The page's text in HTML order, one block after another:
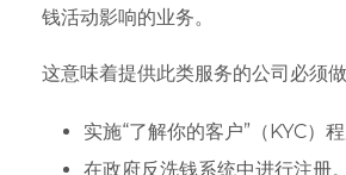
钱活动影响的业务。
这意味着提供此类服务的公司必须
实施“了解你的客户”（KYC）程
在政府反洗钱系统中进行注册。